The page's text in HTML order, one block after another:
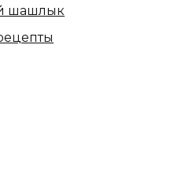
шашлык